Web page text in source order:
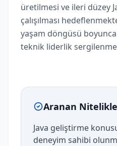
üretilmesi ve ileri düzey
çalışılması
yaşam döngüsü boyunca
teknik liderlik
Aranan
Java geliştirme
deneyim sahibi